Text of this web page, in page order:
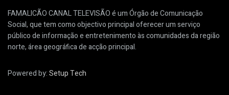
FAMALICÃO CANAL TELEVISÃO é um Órgão de Comunicação
Social, que tem como objectivo principal oferecer um serviço
público de informação e entretenimento às comunidades da região
norte, área geográfica de acção principal.
Powered by:Setup Tech